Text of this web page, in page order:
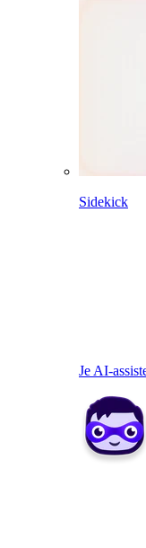
Sidekick
Je AI-